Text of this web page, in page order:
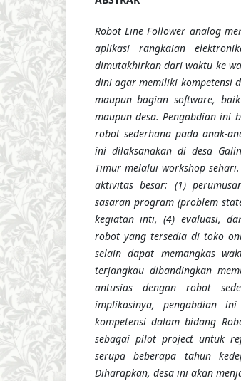
Robot Line Follower analog
aplikasi rangkaian
dimutakhirkan dari waktu ke
dini agar memiliki kompetensi
maupun bagian software,
maupun desa. Pengabdian ini
robot sederhana pada anak-
ini dilaksanakan di desa
Timur melalui workshop
aktivitas besar: (1)
sasaran program (problem
kegiatan inti, (4) evaluasi,
robot yang tersedia di toko
selain dapat memangkas
terjangkau dibandingkan
antusias dengan robot
implikasinya, pengabdian
kompetensi dalam bidang
sebagai pilot project untuk
serupa beberapa tahun
Diharapkan, desa ini akan